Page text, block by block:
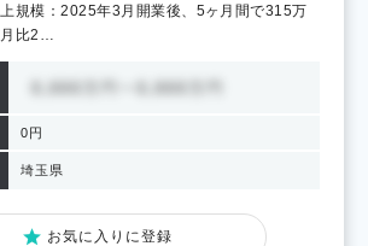
上規模：2025年3月開業後、5ヶ月間で315万
比2…
0円
埼玉県
お気に入りに登録